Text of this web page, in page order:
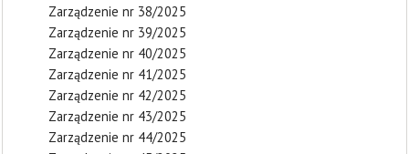
Zarządzenie nr 38/2025
Zarządzenie nr 39/2025
Zarządzenie nr 40/2025
Zarządzenie nr 41/2025
Zarządzenie nr 42/2025
Zarządzenie nr 43/2025
Zarządzenie nr 44/2025